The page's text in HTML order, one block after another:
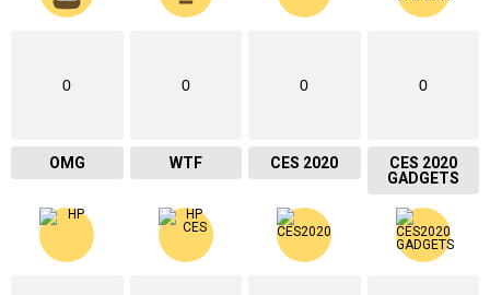
0
OMG
0
WTF
0
CES 2020
0
CES 2020
GADGETS